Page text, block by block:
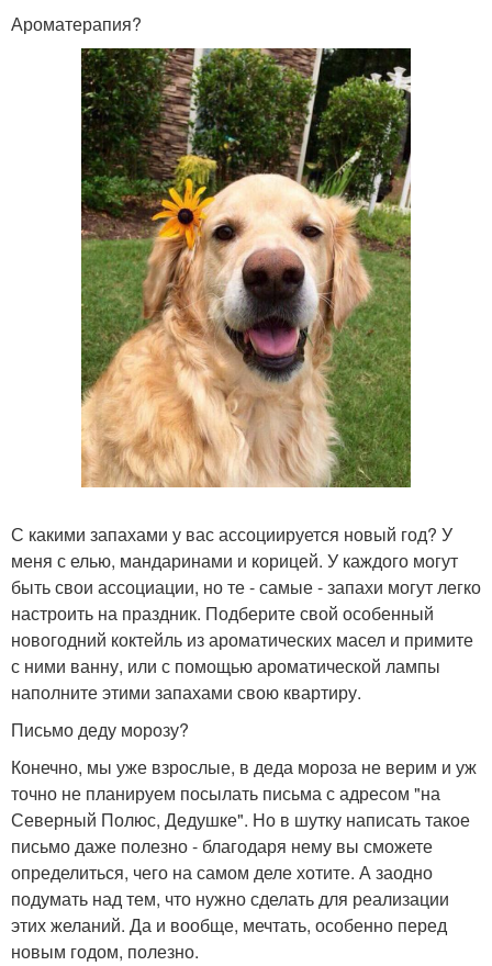
Ароматерапия?
С какими запахами у вас ассоциируется новый год? У
меня с елью, мандаринами и корицей. У каждого могут
быть свои ассоциации, но те - самые - запахи могут легко
настроить на праздник. Подберите свой особенный
новогодний коктейль из ароматических масел и примите
с ними ванну, или с помощью ароматической лампы
наполните этими запахами свою квартиру.
Письмо деду морозу?
Конечно, мы уже взрослые, в деда мороза не верим и уж
точно не планируем посылать письма с адресом "на
Северный Полюс, Дедушке". Но в шутку написать такое
письмо даже полезно - благодаря нему вы сможете
определиться, чего на самом деле хотите. А заодно
подумать над тем, что нужно сделать для реализации
этих желаний. Да и вообще, мечтать, особенно перед
новым годом, полезно.